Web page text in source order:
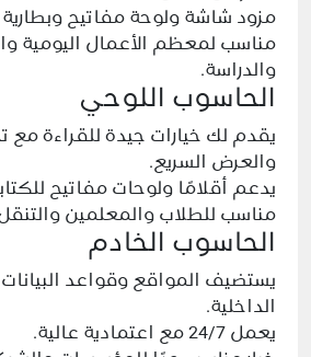
مزود شاشة ولوحة مفاتيح
مناسب لمعظم الأعمال اليومية
والدراسة.
الحاسوب اللوحي
يقدم لك خيارات جيدة للقراءة مع
والعرض السريع.
يدعم أقلامًا ولوحات مفاتيح
مناسب للطلاب والمعلمين
الحاسوب الخادم
يستضيف المواقع وقواعد
الداخلية.
يعمل 24/7 مع اعتمادية عالية.